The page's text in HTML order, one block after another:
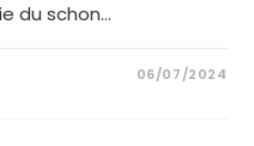
du schon…
06/07/2024